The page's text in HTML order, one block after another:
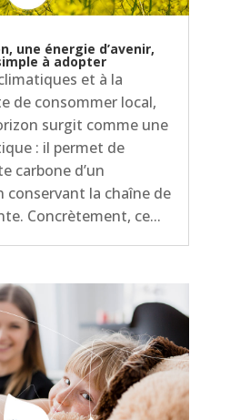
une énergie d’avenir,
à adopter
et à la
de consommer local,
surgit comme une
: il permet de
carbone d’un
la chaîne de
Concrètement, ce...